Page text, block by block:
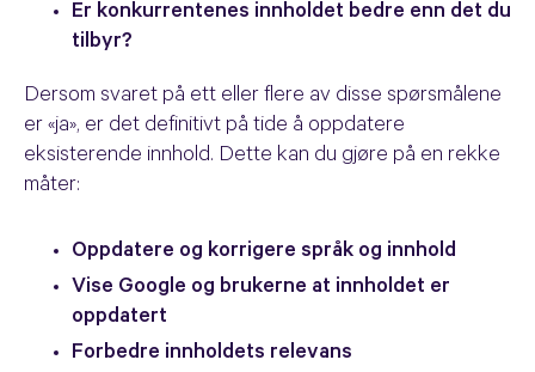
Er konkurrentenes innholdet bedre enn det du
tilbyr?
Dersom svaret på ett eller flere av disse spørsmålene
er «ja», er det definitivt på tide å oppdatere
eksisterende innhold. Dette kan du gjøre på en rekke
måter:
Oppdatere og korrigere språk og innhold
Vise Google og brukerne at innholdet er
oppdatert
Forbedre innholdets relevans